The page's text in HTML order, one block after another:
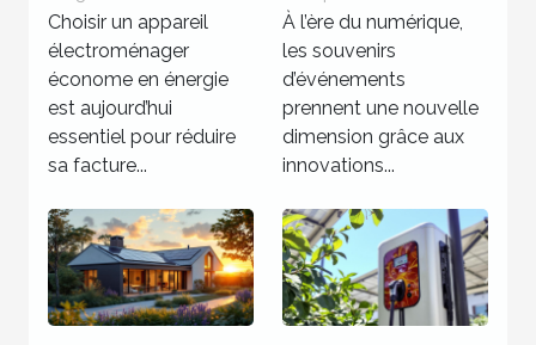
énergie ?
Choisir un appareil
électroménager
économe en énergie
est aujourd’hui
essentiel pour réduire
sa facture...
spéciaux ?
À l’ère du numérique,
les souvenirs
d’événements
prennent une nouvelle
dimension grâce aux
innovations...